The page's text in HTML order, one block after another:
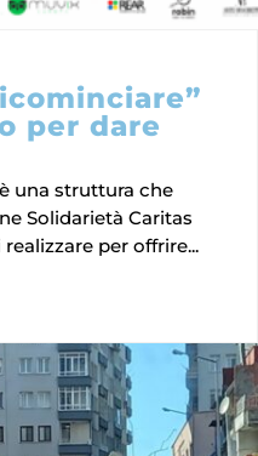
per dare
una struttura che
Solidarietà Caritas
per offrire...